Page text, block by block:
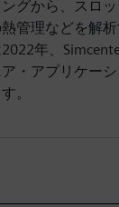
グから、スロ
管理などを解
年、
・アプリケー
。